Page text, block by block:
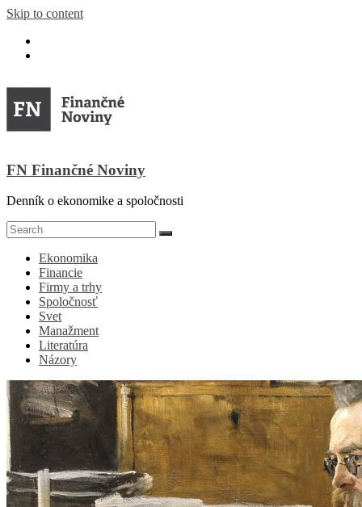
Skip to content
FN Finančné Noviny
Denník o ekonomike a spoločnosti
Ekonomika
Financie
Firmy a trhy
Spoločnosť
Svet
Manažment
Literatúra
Názory